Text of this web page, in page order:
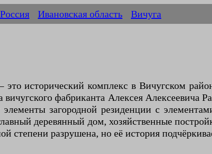
Ивановская область Вичуга
это исторический комплекс в Вичугском
фабриканта Алексея Алексеевича
загородной резиденции с
деревянный дом, хозяйственные
степени разрушена, но её история